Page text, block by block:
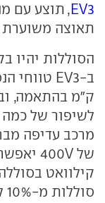
EV3
תאוצה משוערת של כ-7.5 שניות
לשיפור של
מרכב עדיפה
סוללות מ-10% ל-80% בתוך כחצי שעה.